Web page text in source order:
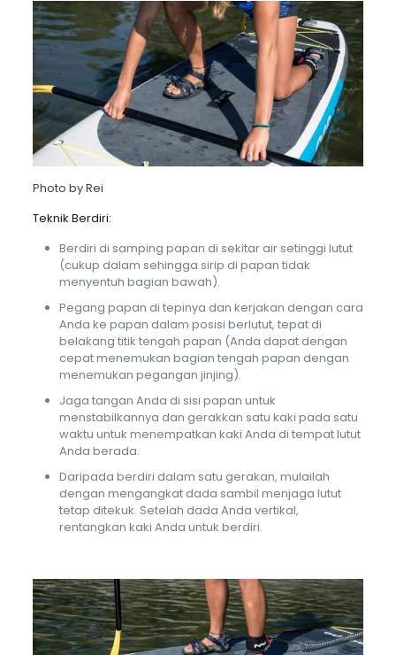
Photo byRei
Teknik Berdiri:
Berdiri di samping papan di sekitar air setinggi lutut
(cukup dalam sehingga sirip di papan tidak
menyentuh bagian bawah).
Pegang papan di tepinya dan kerjakan dengan cara
Anda ke papan dalam posisi berlutut, tepat di
belakang titik tengah papan (Anda dapat dengan
cepat menemukan bagian tengah papan dengan
menemukan pegangan jinjing).
Jaga tangan Anda di sisi papan untuk
menstabilkannya dan gerakkan satu kaki pada satu
waktu untuk menempatkan kaki Anda di tempat lutut
Anda berada.
Daripada berdiri dalam satu gerakan, mulailah
dengan mengangkat dada sambil menjaga lutut
tetap ditekuk. Setelah dada Anda vertikal,
rentangkan kaki Anda untuk berdiri.